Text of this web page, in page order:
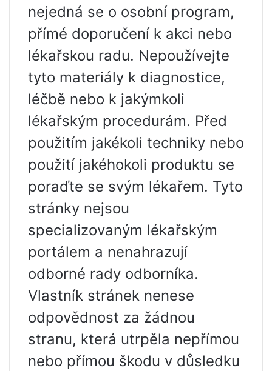
nejedná se o osobní program,
přímé doporučení k akci nebo
lékařskou radu. Nepoužívejte
tyto materiály k diagnostice,
léčbě nebo k jakýmkoli
lékařským procedurám. Před
použitím jakékoli techniky nebo
použití jakéhokoli produktu se
poraďte se svým lékařem. Tyto
stránky nejsou
specializovaným lékařským
portálem a nenahrazují
odborné rady odborníka.
Vlastník stránek nenese
odpovědnost za žádnou
stranu, která utrpěla nepřímou
nebo přímou škodu v důsledku